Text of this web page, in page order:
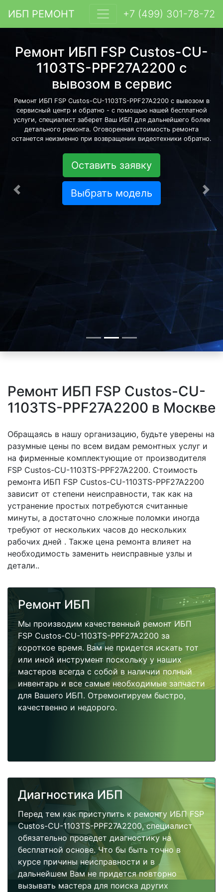
ИБП РЕМОНТ +7 (499) 301-78-72
Ремонт ИБП FSP Custos-CU-
1103TS-PPF27A2200 с
вывозом в сервис
Ремонт ИБП FSP Custos-CU-1103TS-PPF27A2200 с вывозом в
сервисный центр и обратно - с помощью нашей бесплатной
услуги, специалист заберет Ваш ИБП для дальнейшего более
детального ремонта. Оговоренная стоимость ремонта
останется неизменно при возвращении видеотехники обратно.
Оставить заявку
Выбрать модель
Предыдущая
Ремонт ИБП FSP Custos-CU-
1103TS-PPF27A2200 в Москве
Обращаясь в нашу организацию, будьте уверены на
разумные цены по всем видам ремонтных услуг и
на фирменные комплектующие от производителя
FSP Custos-CU-1103TS-PPF27A2200. Стоимость
ремонта ИБП FSP Custos-CU-1103TS-PPF27A2200
зависит от степени неисправности, так как на
устранение простых потребуются считанные
минуты, а достаточно сложные поломки иногда
требуют от нескольких часов до нескольких
рабочих дней . Также цена ремонта влияет на
необходимость заменить неисправные узлы и
детали..
Ремонт ИБП
Мы производим качественный ремонт ИБП
FSP Custos-CU-1103TS-PPF27A2200 за
короткое время. Вам не придется искать тот
или иной инструмент поскольку у наших
мастеров всегда с собой в наличии полный
инвентарь и все самые необходимые запчасти
для Вашего ИБП. Отремонтируем быстро,
качественно и недорого.
Диагностика ИБП
Перед тем как приступить к ремонту ИБП FSP
Custos-CU-1103TS-PPF27A2200, специалист
обязательно проведет диагностику на
бесплатной основе. Что бы быть точно в
курсе причины неисправности и в
дальнейшем Вам не придется повторно
вызывать мастера для поиска других